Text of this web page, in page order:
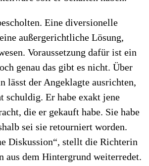
Eine diversionelle
außergerichtliche Lösung,
Voraussetzung dafür ist ein
genau das gibt es nicht. Über
lässt der Angeklagte ausrichten,
schuldig. Er habe exakt jene
die er gekauft habe. Sie habe
sei sie retourniert worden.
Diskussion“, stellt die Richterin
aus dem Hintergrund weiterredet.